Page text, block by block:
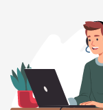
BESTEL